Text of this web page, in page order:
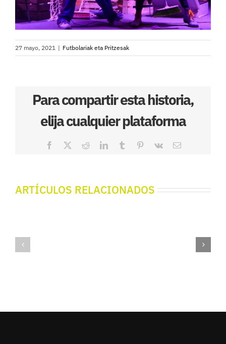
27 mayo, 2021 | Futbolariak eta Pritzesak
Para compartir esta historia,
elija cualquier plataforma
Facebook RedditLinkedInTumblr Pinterest
Vk
Correo
ARTÍCULOS RELACIONADOS